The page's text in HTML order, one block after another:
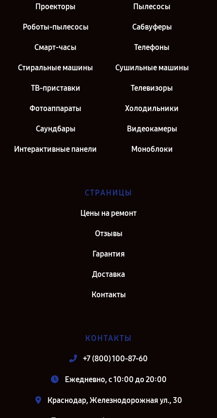
Проекторы Пылесосы
Роботы-пылесосы Сабвуферы
Смарт-часы Телефоны
Стиральные машины Сушильные машины
ТВ-приставки Телевизоры
Фотоаппараты Холодильники
Саундбары Видеокамеры
Интерактивные панели Моноблоки
СТРАНИЦЫ
Цены на ремонт
Отзывы
Гарантия
Доставка
Контакты
КОНТАКТЫ
+7 (800) 100-87-60
Ежедневно, с 10:00 до 20:00
Краснодар, Железнодорожная ул., 30